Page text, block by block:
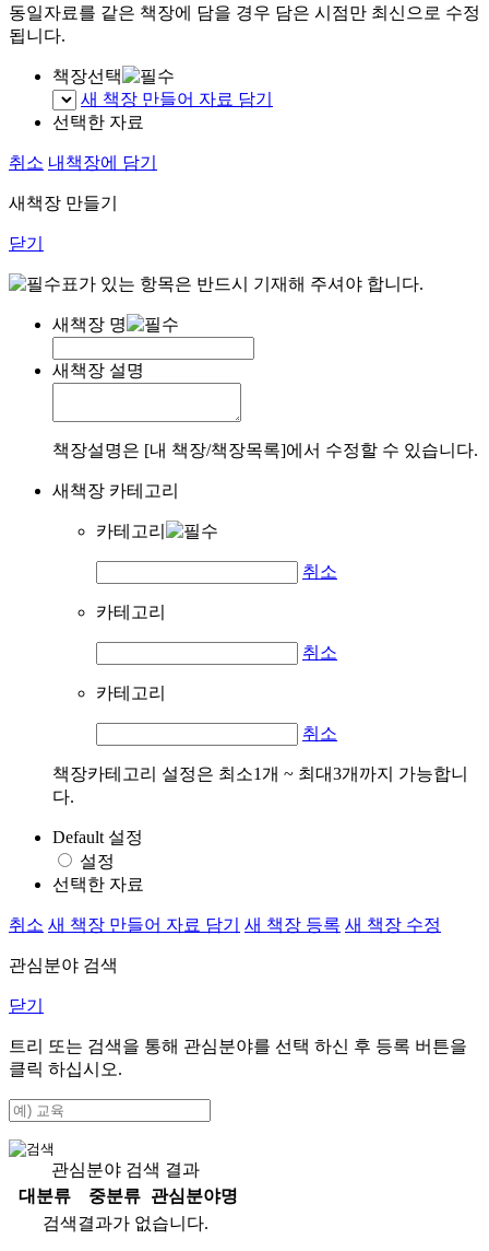
동일자료를 같은 책장에 담을 경우 담은 시점만 최신으로 수정
됩니다.
책장선택
새 책장 만들어 자료 담기
선택한 자료
취소 내책장에 담기
새책장 만들기
닫기
표가 있는 항목은 반드시 기재해 주셔야 합니다.
새책장 명
새책장 설명
책장설명은 [내 책장/책장목록]에서 수정할 수 있습니다.
새책장 카테고리
카테고리
취소
카테고리
취소
카테고리
취소
책장카테고리 설정은 최소1개 ~ 최대3개까지 가능합니
다.
Default 설정
설정
선택한 자료
취소 새 책장 만들어 자료 담기 새 책장 등록 새 책장 수정
관심분야 검색
닫기
트리 또는 검색을 통해 관심분야를 선택 하신 후 등록 버튼을
클릭 하십시오.
관심분야 검색 결과
대분류
중분류
관심분야명
검색결과가 없습니다.